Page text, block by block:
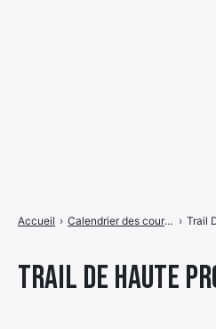
Trail De Haute
Accueil › Calendrier des courses › Trail
de